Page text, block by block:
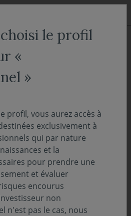
sera présente au
2018
édition retrouver les
au stand G31 lors
les 27 et 28 septembre
de Congrès de Lyon.
le profil
«
»
profil, vous aurez accès à
exclusivement à
qui par nature
et la
pour prendre une
et évaluer
encourus
non
n'est pas le cas, nous